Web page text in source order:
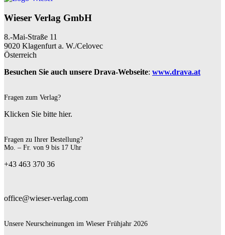
Wieser Verlag GmbH
8.-Mai-Straße 11
9020 Klagenfurt a. W./Celovec
Österreich
Besuchen Sie auch unsere Drava-Webseite: www.drava.at
Fragen zum Verlag?
Klicken Sie bitte hier.
Fragen zu Ihrer Bestellung?
Mo. – Fr. von 9 bis 17 Uhr
+43 463 370 36
office@wieser-verlag.com
Unsere Neurscheinungen im Wieser Frühjahr 2026